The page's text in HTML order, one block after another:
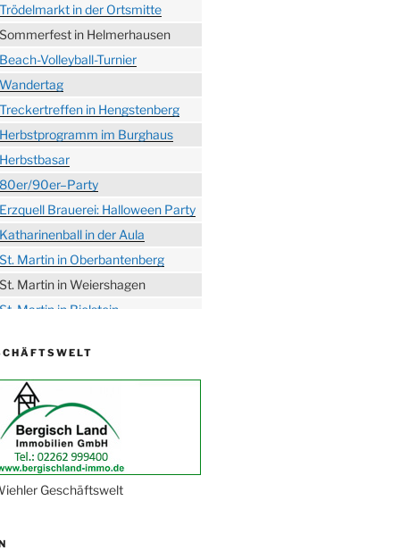
in der Ortsmitte
in Helmerhausen
Volleyball-Turnier
in Hengstenberg
im Burghaus
90er–Party
Brauerei: Halloween Party
in der Aula
Martin in Oberbantenberg
Martin in Weiershagen
Martin in Bielstein
der Tollitäten
Bielsteiner Männerchor
am Ehrenmal
an der
Kirche
Frauenchor
im Ev. Gemeindehaus
Geschäftswelt